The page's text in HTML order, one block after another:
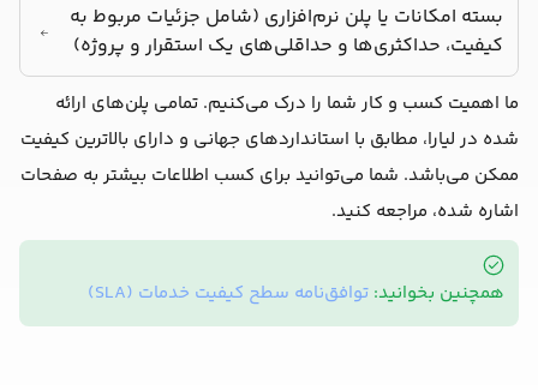
بسته امکانات یا پلن نرم‌افزاری (شامل جزئیات مربوط به
کیفیت، حداکثری‌ها و حداقلی‌های یک استقرار و پروژه)
ما اهمیت کسب و کار شما را درک می‌کنیم. تمامی پلن‌های ارائه
شده در لیارا، مطابق با استانداردهای جهانی و دارای بالاترین کیفیت
ممکن می‌باشد. شما می‌توانید برای کسب اطلاعات بیشتر به صفحات
اشاره شده، مراجعه کنید.
همچنین بخوانید: توافق‌نامه سطح کیفیت خدمات (SLA)